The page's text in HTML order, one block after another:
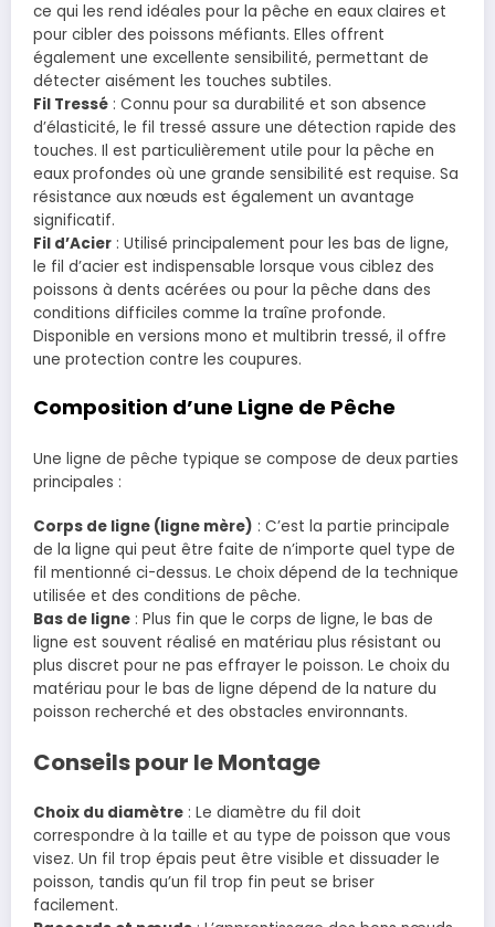
ce qui les rend idéales pour la pêche en eaux claires et
pour cibler des poissons méfiants. Elles offrent
également une excellente sensibilité, permettant de
détecter aisément les touches subtiles.
Fil Tressé : Connu pour sa durabilité et son absence
d’élasticité, le fil tressé assure une détection rapide des
touches. Il est particulièrement utile pour la pêche en
eaux profondes où une grande sensibilité est requise. Sa
résistance aux nœuds est également un avantage
significatif.
Fil d’Acier : Utilisé principalement pour les bas de ligne,
le fil d’acier est indispensable lorsque vous ciblez des
poissons à dents acérées ou pour la pêche dans des
conditions difficiles comme la traîne profonde.
Disponible en versions mono et multibrin tressé, il offre
une protection contre les coupures.
Composition d’une Ligne de Pêche
Une ligne de pêche typique se compose de deux parties
principales :
Corps de ligne (ligne mère) : C’est la partie principale
de la ligne qui peut être faite de n’importe quel type de
fil mentionné ci-dessus. Le choix dépend de la technique
utilisée et des conditions de pêche.
Bas de ligne : Plus fin que le corps de ligne, le bas de
ligne est souvent réalisé en matériau plus résistant ou
plus discret pour ne pas effrayer le poisson. Le choix du
matériau pour le bas de ligne dépend de la nature du
poisson recherché et des obstacles environnants.
Conseils pour le Montage
Choix du diamètre : Le diamètre du fil doit
correspondre à la taille et au type de poisson que vous
visez. Un fil trop épais peut être visible et dissuader le
poisson, tandis qu’un fil trop fin peut se briser
facilement.